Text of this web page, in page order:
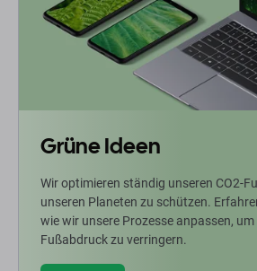
Grüne Ideen
Wir optimieren ständig unseren CO2-
unseren Planeten zu schützen.
wie wir unsere Prozesse anpassen, um
Fußabdruck zu verringern.